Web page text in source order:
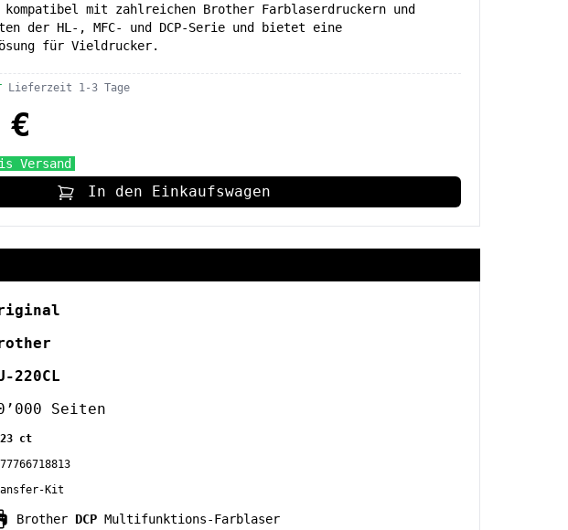
mit zahlreichen Brother Farblaserdruckern und
der HL-, MFC- und DCP-Serie und bietet eine
für Vieldrucker.
Lieferzeit 1-3 Tage
Versand
In den Einkaufswagen
220CL
Seiten
ct
Kit
Brother DCP Multifunktions-Farblaser